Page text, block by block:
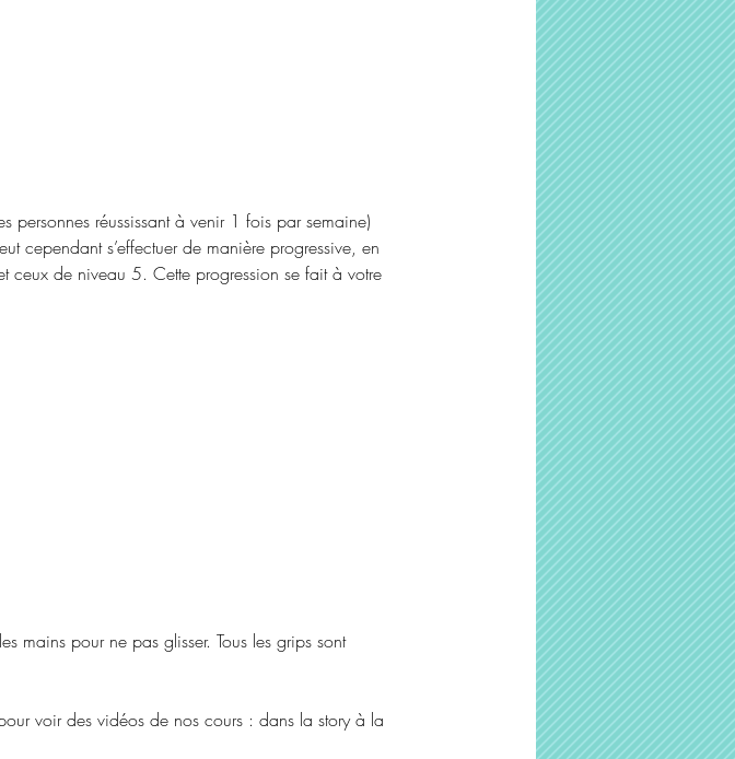
réussissant à venir 1 fois par semaine)
cependant s’effectuer de manière progressive, en
ceux de niveau 5. Cette progression se fait à votre
mains pour ne pas glisser. Tous les grips sont
voir des vidéos de nos cours : dans la story à la